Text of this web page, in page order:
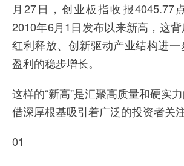
月27日，创业板指收报4045.77
2010年6月1日发布以来新高，这
红利释放、创新驱动产业结构进
盈利的稳步增长。
这样的“新高”是汇聚高质量和硬实
借深厚根基吸引着广泛的投资者关注
01